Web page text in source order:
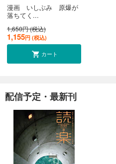
漫画 いしぶみ 原爆が
落ちてく...
1,650円 (税込)
1,155円 (税込)
カート
配信予定・最新刊